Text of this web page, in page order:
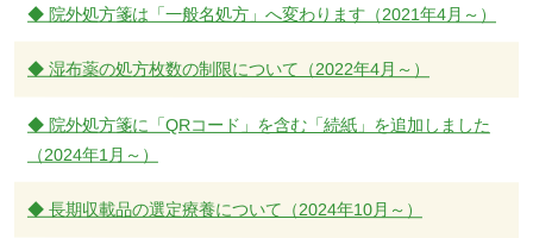
◆ 院外処方箋は「一般名処方」へ変わります（2021年4月～）
◆ 湿布薬の処方枚数の制限について（2022年4月～）
◆ 院外処方箋に「QRコード」を含む「続紙」を追加しました
（2024年1月～）
◆ 長期収載品の選定療養について（2024年10月～）